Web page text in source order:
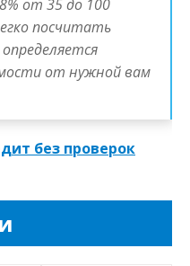
от 35 до 100
посчитать
от нужной вам
без проверок